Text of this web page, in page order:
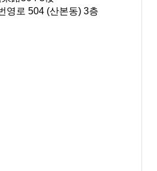
영로 504 (산본동) 3층